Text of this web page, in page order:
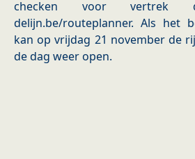
checken voor
delijn.be/routeplanner. Als het
kan op vrijdag 21 november de
de dag weer open.